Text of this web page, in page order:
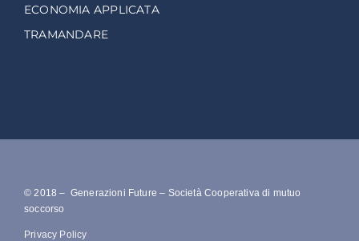
ECONOMIA APPLICATA
TRAMANDARE
© 2018 – Generazioni Future – Società Cooperativa di mutuo
soccorso
Privacy Policy